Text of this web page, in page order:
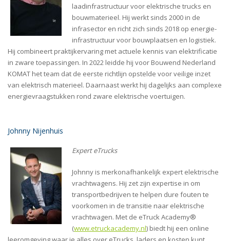
laadinfrastructuur voor elektrische trucks en
bouwmaterieel. Hij werkt sinds 2000 in de
infrasector en richt zich sinds 2018 op energie-
infrastructuur voor bouwplaatsen en logistiek.
Hij combineert praktijkervaring met actuele kennis van elektrificatie
in zware toepassingen. In 2022 leidde hij voor Bouwend Nederland
KOMAT het team dat de eerste richtlijn opstelde voor veilige inzet
van elektrisch materieel. Daarnaast werkt hij dagelijks aan complexe
energievraagstukken rond zware elektrische voertuigen.
Johnny Nijenhuis
Expert eTrucks
Johnny is merkonafhankelijk expert elektrische
vrachtwagens. Hij zet zijn expertise in om
transportbedrijven te helpen dure fouten te
voorkomen in de transitie naar elektrische
vrachtwagen. Met de eTruck Academy®
(www.etruckacademy.nl) biedt hij een online